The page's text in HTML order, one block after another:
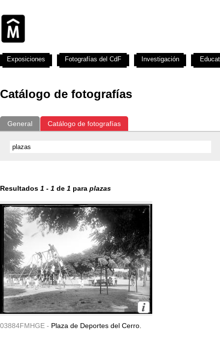
Catálogo de fotografías
General Catálogo de fotografías
Resultados 1 - 1 de 1 para plazas
03884FMHGE - Plaza de Deportes del Cerro.
Exposiciones Fotografías del CdF Investigación